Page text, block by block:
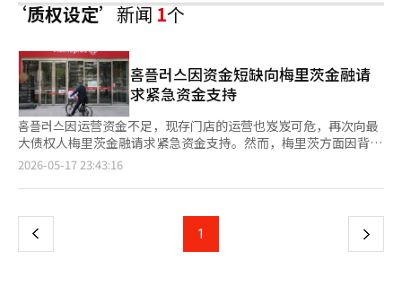
‘质权设定’新闻1个
홈플러스因资金短缺向梅里茨金融请
求紧急资金支持
홈플러스因运营资金不足，现存门店的运营也岌岌可危，再次向最
大债权人梅里茨金融请求紧急资金支持。然而，梅里茨方面因背信
争议等原因，表示在没有明确履行担保的情况下，难以提供额外贷
里茨已将大部分主要资产以担保信托的形式锁定，因此无法自行筹
就是梅里茨。” 近期，홈플러스在流动性危机中持续进行门店缩减
和暂停营业的措施。此前，홈플러스已出售其超市业务部门홈플러
2026-05-17 23:43:16
上
页
1 下